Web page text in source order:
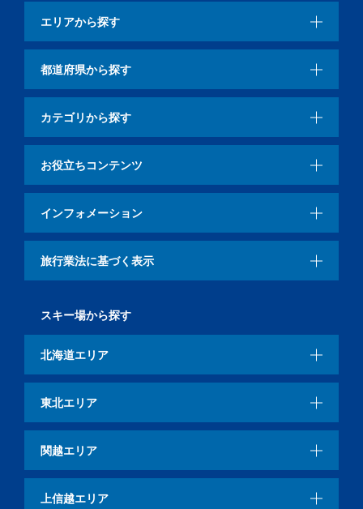
エリアから探す
都道府県から探す
カテゴリから探す
お役立ちコンテンツ
インフォメーション
旅行業法に基づく表示
スキー場から探す
北海道エリア
東北エリア
関越エリア
上信越エリア